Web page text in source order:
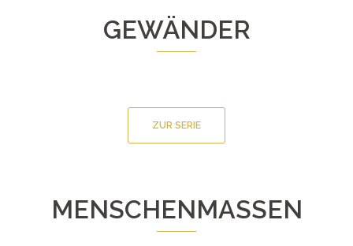
GEWÄNDER
ZUR SERIE
MENSCHENMASSEN